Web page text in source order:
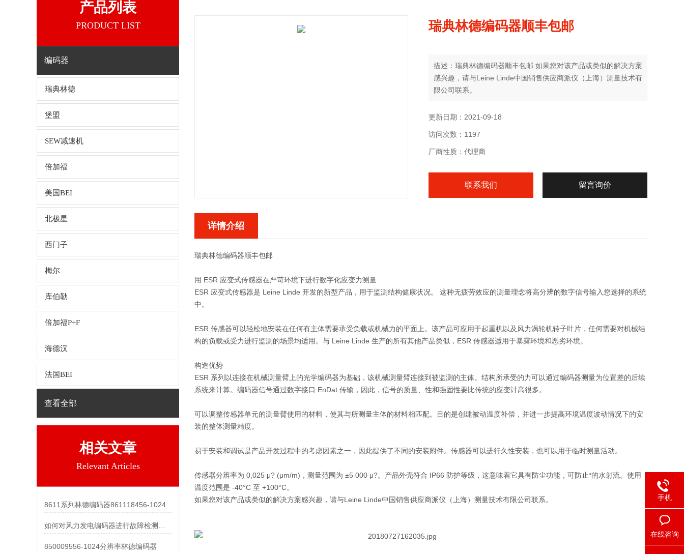
产品列表
PRODUCT LIST
编码器
瑞典林德
堡盟
SEW减速机
倍加福
美国BEI
北极星
西门子
梅尔
库伯勒
倍加福P+F
海德汉
法国BEI
查看全部
相关文章
Relevant Articles
8611系列林德编码器861118456-1024
850009556-1024分辨率林德编码器
瑞典林德编码器顺丰包邮
描述：瑞典林德编码器顺丰包邮 如果您对该产品或类似的解决方案
感兴趣，请与Leine Linde中国销售供应商派仪（上海）测量技术有
限公司联系。
更新日期：2021-09-18
访问次数：1197
厂商性质：代理商
联系我们 留言询价
详情介绍
瑞典林德编码器顺丰包邮
用 ESR 应变式传感器在严苛环境下进行数字化应变力测量
ESR 应变式传感器是 Leine Linde 开发的新型产品，用于监测结构健康状况。 这种无疲劳效应的测量理念将高分辨的数字信号输入您选择的系统
中。
ESR 传感器可以轻松地安装在任何有主体需要承受负载或机械力的平面上。该产品可应用于起重机以及风力涡轮机转子叶片，任何需要对机械结
构的负载或受力进行监测的场景均适用。与 Leine Linde 生产的所有其他产品类似，ESR 传感器适用于暴露环境和恶劣环境。
构造优势
ESR 系列以连接在机械测量臂上的光学编码器为基础，该机械测量臂连接到被监测的主体。结构所承受的力可以通过编码器测量为位置差的后续
系统来计算。编码器信号通过数字接口 EnDat 传输，因此，信号的质量、性和强固性要比传统的应变计高很多。
可以调整传感器单元的测量臂使用的材料，使其与所测量主体的材料相匹配。目的是创建被动温度补偿，并进一步提高环境温度波动情况下的安
装的整体测量精度。
易于安装和调试是产品开发过程中的考虑因素之一，因此提供了不同的安装附件。传感器可以进行久性安装，也可以用于临时测量活动。
传感器分辨率为 0,025 μ? (μm/m)，测量范围为 ±5 000 μ?。产品外壳符合 IP66 防护等级，这意味着它具有防尘功能，可防止*的水射流。使用
温度范围是 -40°C 至 +100°C。
如果您对该产品或类似的解决方案感兴趣，请与Leine Linde中国销售供应商派仪（上海）测量技术有限公司联系。
手机
在线咨询